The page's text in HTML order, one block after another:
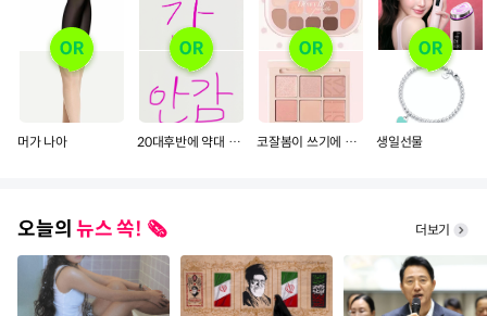
머가 나아 20대후반에 약대 보내주면 감? 코잘봄이 쓰기에 더 좋은팔레트 골라줘용 생일선물
오늘의 뉴스 쏙! 🗞️ 더보기